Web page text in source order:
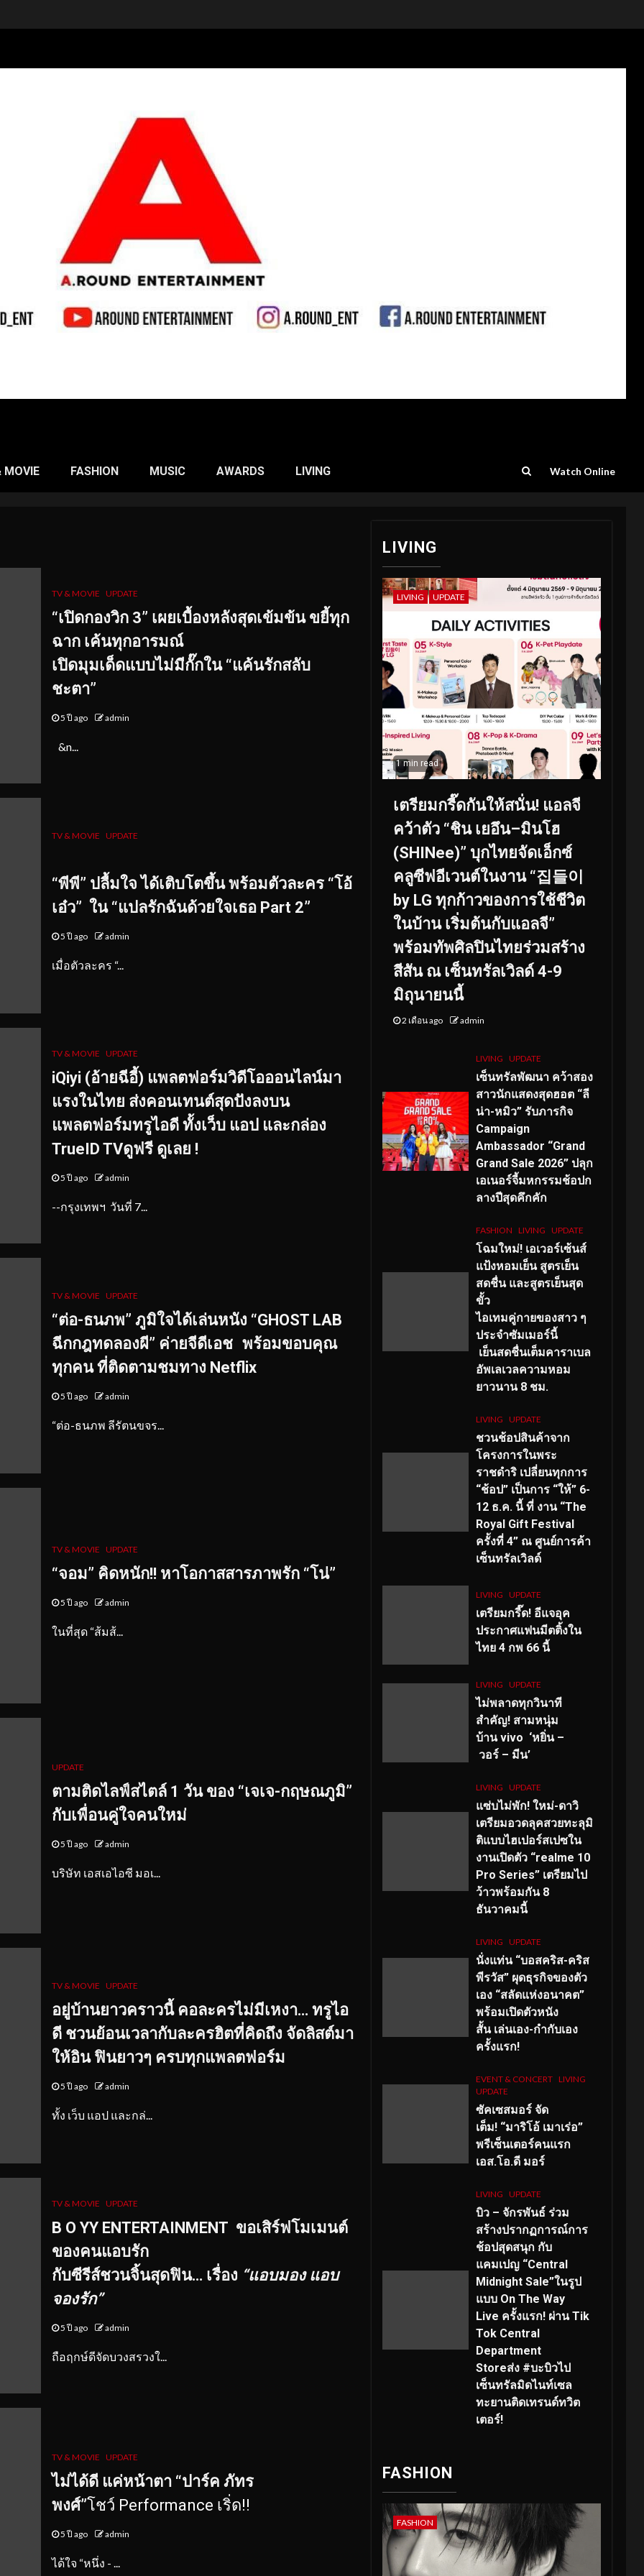
MOVIE FASHION MUSIC AWARDS LIVING Watch Online
TV & MOVIE UPDATE
“เปิดกองวิก 3” เผยเบื้องหลังสุดเข้มข้น ขยี้ทุก
ฉาก เค้นทุกอารมณ์
เปิดมุมเด็ดแบบไม่มีกั๊กใน “แค้นรักสลับ
ชะตา”
5 ปี ago admin
&n...
TV & MOVIE UPDATE
“พีพี” ปลื้มใจ ได้เติบโตขึ้นพร้อมตัวละคร “โอ้
เอ๋ว” ใน “แปลรักฉันด้วยใจเธอ Part 2”
5 ปี ago admin
​เมื่อตัวละคร “...
TV & MOVIE UPDATE
iQiyi (อ้ายฉีอี้) แพลตฟอร์มวิดีโอออนไลน์มา
แรงในไทย ส่งคอนเทนต์สุดปังลงบน
แพลตฟอร์มทรูไอดี ทั้งเว็บ แอป และกล่อง
TrueID TVดูฟรี ดูเลย !
5 ปี ago admin
--กรุงเทพฯ วันที่ 7...
TV & MOVIE UPDATE
“ต่อ-ธนภพ” ภูมิใจได้เล่นหนัง “GHOST LAB
ฉีกกฎทดลองผี” ค่ายจีดีเอช พร้อมขอบคุณ
ทุกคน ที่ติดตามชมทาง Netflix
5 ปี ago admin
​“ต่อ-ธนภพ ลีรัตนขจร...
TV & MOVIE UPDATE
“จอม” คิดหนัก!! หาโอกาสสารภาพรัก “โน่”
5 ปี ago admin
ในที่สุด “ส้มส้...
UPDATE
ตามติดไลฟ์สไตล์ 1 วัน ของ “เจเจ-กฤษณภูมิ”
กับเพื่อนคู่ใจคนใหม่
5 ปี ago admin
บริษัท เอสเอไอซี มอเ...
TV & MOVIE UPDATE
อยู่บ้านยาวคราวนี้ คอละครไม่มีเหงา… ทรูไอ
ดี ชวนย้อนเวลากับละครฮิตที่คิดถึง จัดลิสต์มา
ให้อิน ฟินยาวๆ ครบทุกแพลตฟอร์ม
5 ปี ago admin
ทั้ง เว็บ แอป และกล่...
TV & MOVIE UPDATE
B O YY ENTERTAINMENT ขอเสิร์ฟโมเมนต์
ของคนแอบรัก
กับซีรีส์ชวนจิ้นสุดฟิน… เรื่อง “แอบมอง แอบ
จองรัก”
5 ปี ago admin
ถือฤกษ์ดีจัดบวงสรวงใ...
TV & MOVIE UPDATE
ไม่ได้ดี แค่หน้าตา “ปาร์ค ภัทร
พงศ์”โชว์ Performance เริ่ด!!
5 ปี ago admin
ได้ใจ “หนึ่ง - ...
LIVING
LIVING UPDATE
1 min read
เตรียมกรี๊ดกันให้สนั่น! แอลจี
คว้าตัว “ชิน เยอึน–มินโฮ
(SHINee)” บุกไทยจัดเอ็กซ์
คลูซีฟอีเวนต์ในงาน “집들이
by LG ทุกก้าวของการใช้ชีวิต
ในบ้าน เริ่มต้นกับแอลจี”
พร้อมทัพศิลปินไทยร่วมสร้าง
สีสัน ณ เซ็นทรัลเวิลด์ 4-9
มิถุนายนนี้
2 เดือน ago admin
LIVING UPDATE
เซ็นทรัลพัฒนา คว้าสอง
สาวนักแสดงสุดฮอต “ลี
น่า-หมิว” รับภารกิจ
Campaign
Ambassador “Grand
Grand Sale 2026” ปลุก
เอเนอร์จี้มหกรรมช้อปก
ลางปีสุดคึกคัก
FASHION LIVING UPDATE
โฉมใหม่! เอเวอร์เซ้นส์
แป้งหอมเย็น สูตรเย็น
สดชื่น และสูตรเย็นสุด
ขั้ว
ไอเทมคู่กายของสาว ๆ
ประจำซัมเมอร์นี้
เย็นสดชื่นเต็มคาราเบล
อัพเลเวลความหอม
ยาวนาน 8 ชม.
LIVING UPDATE
ชวนช้อปสินค้าจาก
โครงการในพระ
ราชดำริ เปลี่ยนทุกการ
“ช้อป” เป็นการ “ให้” 6-
12 ธ.ค. นี้ ที่ งาน “The
Royal Gift Festival
ครั้งที่ 4” ณ ศูนย์การค้า
เซ็นทรัลเวิลด์
LIVING UPDATE
เตรียมกรี๊ด! อีแจอุค
ประกาศแฟนมีตติ้งใน
ไทย 4 กพ 66 นี้
LIVING UPDATE
ไม่พลาดทุกวินาที
สำคัญ! สามหนุ่ม
บ้าน vivo ‘หยิ่น –
วอร์ – มีน’
LIVING UPDATE
แซ่บไม่พัก! ใหม่-ดาวิ
เตรียมอวดลุคสวยทะลุมิ
ติแบบไฮเปอร์สเปซใน
งานเปิดตัว “realme 10
Pro Series” เตรียมไป
ว้าวพร้อมกัน 8
ธันวาคมนี้
LIVING UPDATE
นั่งแท่น “บอสคริส-คริส
พีรวัส” ผุดธุรกิจของตัว
เอง “สลัดแห่งอนาคต”
พร้อมเปิดตัวหนัง
สั้น เล่นเอง-กำกับเอง
ครั้งแรก!
EVENT & CONCERT LIVING
UPDATE
ซัคเซสมอร์ จัด
เต็ม! “มาริโอ้ เมาเร่อ”
พรีเซ็นเตอร์คนแรก
เอส.โอ.ดี มอร์
LIVING UPDATE
บิว – จักรพันธ์ ร่วม
สร้างปรากฏการณ์การ
ช้อปสุดสนุก กับ
แคมเปญ “Central
Midnight Sale”ในรูป
แบบ On The Way
Live ครั้งแรก! ผ่าน Tik
Tok Central
Department
Storeส่ง #บะบิวไป
เซ็นทรัลมิดไนท์เซล
ทะยานติดเทรนด์ทวิต
เตอร์!
FASHION
FASHION